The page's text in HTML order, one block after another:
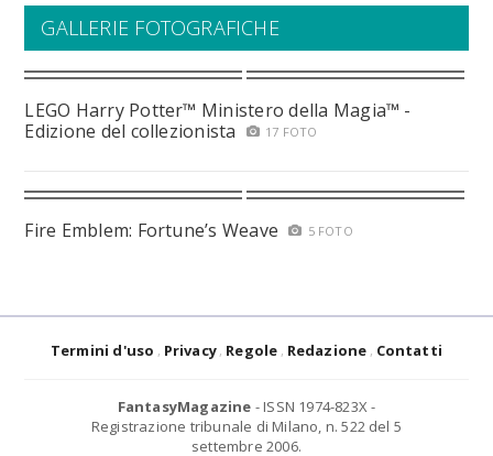
GALLERIE FOTOGRAFICHE
LEGO Harry Potter™ Ministero della Magia™ -
Edizione del collezionista
17 FOTO
Fire Emblem: Fortune’s Weave 5 FOTO
Termini d'uso Privacy Regole Redazione Contatti
FantasyMagazine - ISSN 1974-823X -
Registrazione tribunale di Milano, n. 522 del 5
settembre 2006.